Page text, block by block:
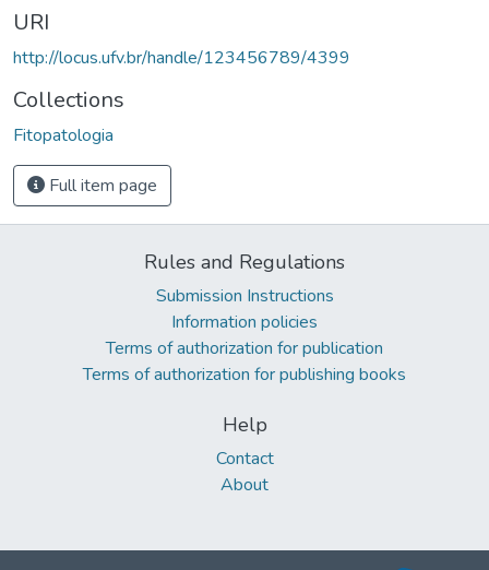
URI
http://locus.ufv.br/handle/123456789/4399
Collections
Fitopatologia
Full item page
Rules and Regulations
Submission Instructions
Information policies
Terms of authorization for publication
Terms of authorization for publishing books
Help
Contact
About